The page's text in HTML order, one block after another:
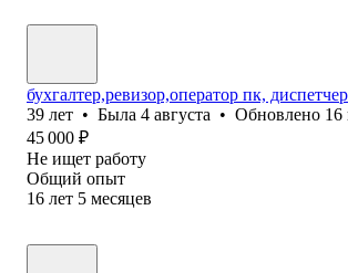
бухгалтер,ревизор,оператор пк, диспетчер
39 лет • Была 4 августа • Обновлено 16
45 000 ₽
Не ищет работу
Общий опыт
16 лет 5 месяцев